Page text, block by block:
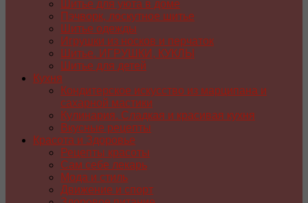
Шитье для уюта в доме
Пэчворк, лоскутное шитье
Шитье одежды
Игрушки из носков и перчаток
Шитье. ИГРУШКИ, КУКЛЫ
Шитье для детей
Кухня
Кондитерское искусство из марципана и
сахарной мастики
Кулинария. Сладкая и красивая кухня
Вкусные рецепты
Красота и Здоровье
Рецепты красоты
Сам себе лекарь
Мода и стиль
Движение и спорт